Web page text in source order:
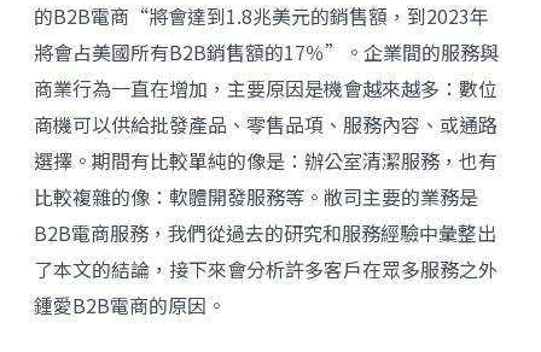
的B2B電商“將會達到1.8兆美元的銷售額，到2023年
將會占美國所有B2B銷售額的17％”。企業間的服務與
商業行為一直在增加，主要原因是機會越來越多：數位
商機可以供給批發產品、零售品項、服務內容、或通路
選擇。期間有比較單純的像是：辦公室清潔服務，也有
比較複雜的像：軟體開發服務等。敝司主要的業務是
B2B電商服務，我們從過去的研究和服務經驗中彙整出
了本文的結論，接下來會分析許多客戶在眾多服務之外
鍾愛B2B電商的原因。